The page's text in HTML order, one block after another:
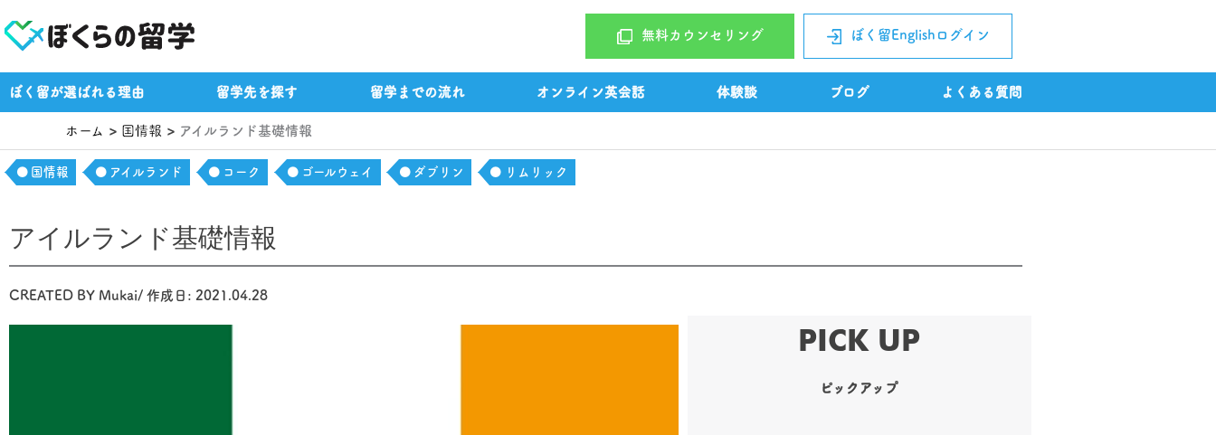
容
ス
キ
無料カウンセリング ぼく留Englishログイン
ぼく留が選ばれる理由 留学先を探す 留学までの流れ オンライン英会話 体験談 ブログ よくある質問
ホーム 国情報 アイルランド基礎情報
国情報 アイルランド コーク ゴールウェイ ダブリン リムリック
アイルランド基礎情報
CREATED BY Mukai/ 作成日: 2021.04.28
PICK UP
ピックアップ